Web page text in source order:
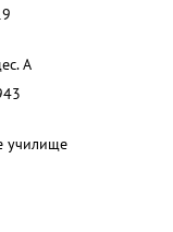
А
училище